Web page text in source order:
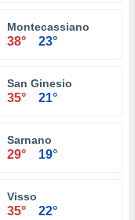
Montecassiano
38° 23°
San Ginesio
35° 21°
Sarnano
29° 19°
Visso
35° 22°